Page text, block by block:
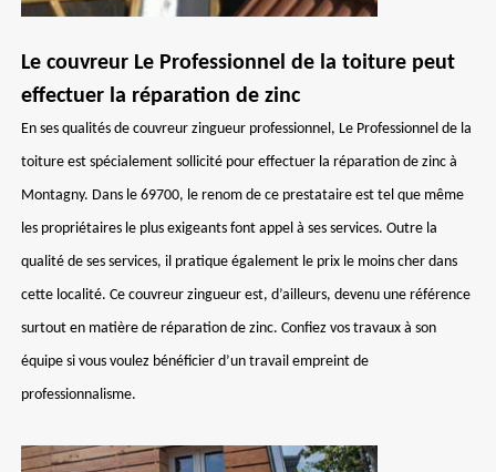
Le couvreur Le Professionnel de la toiture peut
effectuer la réparation de zinc
En ses qualités de couvreur zingueur professionnel, Le Professionnel de la
toiture est spécialement sollicité pour effectuer la réparation de zinc à
Montagny. Dans le 69700, le renom de ce prestataire est tel que même
les propriétaires le plus exigeants font appel à ses services. Outre la
qualité de ses services, il pratique également le prix le moins cher dans
cette localité. Ce couvreur zingueur est, d’ailleurs, devenu une référence
surtout en matière de réparation de zinc. Confiez vos travaux à son
équipe si vous voulez bénéficier d’un travail empreint de
professionnalisme.